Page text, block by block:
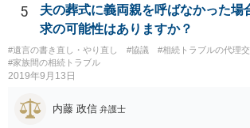
弁護士費用としてかかります。 ・亡くなった際
筆証書遺言の存在を親族がなかったものにされる
書を法務局に保管した場合、死亡後、法務局に遺
ることになりますので、「法務局に預けた自筆証
がなかったもの」にすることはできません。 存在
がありえますが、その予防方法は、遺言者と面談
難しいです。
5
夫の葬式に義両親を呼ばなかった場
求の可能性はありますか？
#遺言の書き直し・やり直し #協議
#相続トラブルの代理
#家族間の相続トラブル
2019年9月13日
内藤 政信 弁護士